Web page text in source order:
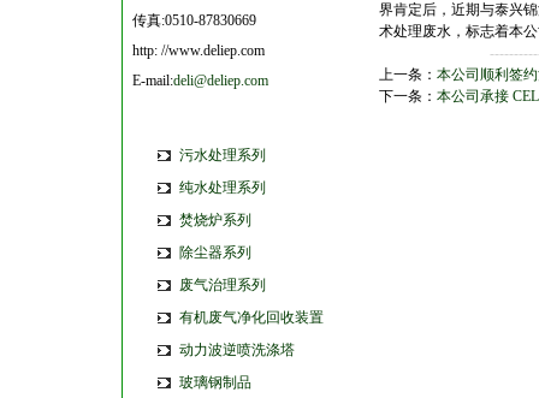
传真:0510-87830669
http: //www.deliep.com
E-mail:deli@deliep.com
污水处理系列
纯水处理系列
焚烧炉系列
除尘器系列
废气治理系列
有机废气净化回收装置
动力波逆喷洗涤塔
玻璃钢制品
界肯定后，近期与泰兴
术处理废水，标志着本
上一条： 本公司顺利签
下一条： 本公司承接